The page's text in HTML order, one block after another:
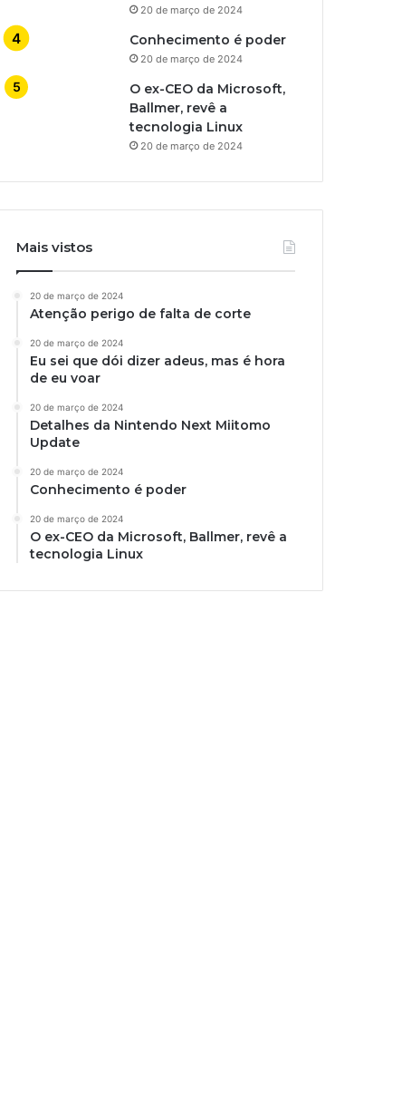
20 de março de 2024
Conhecimento é poder
20 de março de 2024
O ex-CEO da Microsoft,
Ballmer, revê a
tecnologia Linux
20 de março de 2024
Mais vistos
20 de março de 2024
Atenção perigo de falta de corte
20 de março de 2024
Eu sei que dói dizer adeus, mas é hora
de eu voar
20 de março de 2024
Detalhes da Nintendo Next Miitomo
Update
20 de março de 2024
Conhecimento é poder
20 de março de 2024
O ex-CEO da Microsoft, Ballmer, revê a
tecnologia Linux